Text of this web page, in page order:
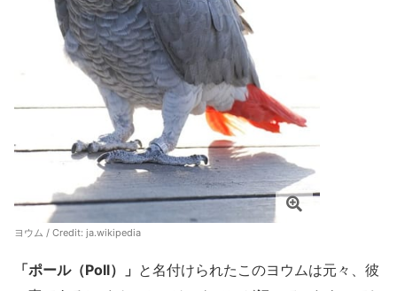
ヨウム / Credit: ja.wikipedia
「ポール（Poll）」 と名付けられたこのヨウムは元々、彼